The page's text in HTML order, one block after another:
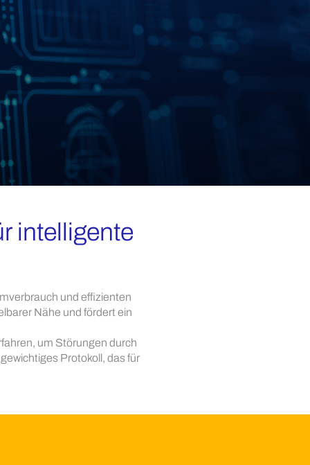
intelligente
und effizienten
Nähe und fördert ein
um Störungen durch
Protokoll, das für